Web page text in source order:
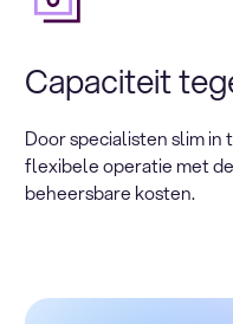
Capaciteit
Door specialisten slim
flexibele operatie met
beheersbare kosten.